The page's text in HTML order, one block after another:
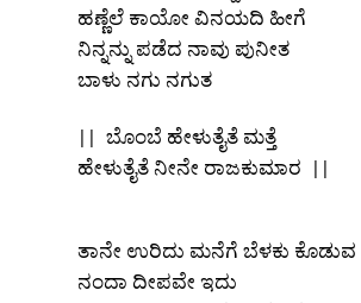
ಹಣ್ಣೆಲೆ ಕಾಯೋ ವಿನಯದಿ ಹೀಗೆ
ನಿನ್ನನ್ನು ಪಡೆದ ನಾವು ಪುನೀತ
ಬಾಳು ನಗು ನಗುತ
|| ಬೊಂಬೆ ಹೇಳುತೈತೆ ಮತ್ತೆ
ಹೇಳುತೈತೆ ನೀನೇ ರಾಜಕುಮಾರ ||
ತಾನೇ ಉರಿದು ಮನೆಗೆ ಬೆಳಕು ಕೊಡುವ
ನಂದಾ ದೀಪವೇ ಇದು